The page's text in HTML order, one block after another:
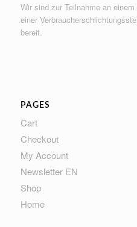
Wir sind zur Teilnahme an
einer
bereit.
PAGES
Cart
Checkout
My Account
Newsletter EN
Shop
Home